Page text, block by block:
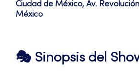
Ciudad de México, Av.
México
🎭 Sinopsis del